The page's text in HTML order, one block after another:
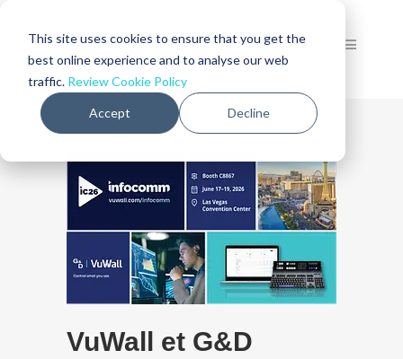
This site uses cookies to ensure that you get the
best online experience and to analyse our web
traffic. Review Cookie Policy
Accept Decline
VuWall et G&D